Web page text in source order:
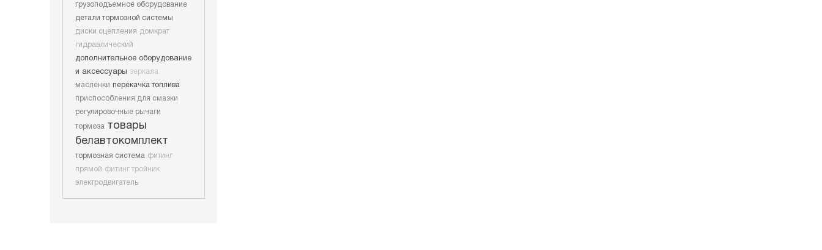
грузоподъемное оборудование
детали тормозной системы
диски сцепления
домкрат
гидравлический
дополнительное оборудование
и аксессуары зеркала
масленки перекачка топлива
приспособления для смазки
регулировочные рычаги
тормоза товары
белавтокомплект
тормозная система фитинг
прямой фитинг тройник
электродвигатель